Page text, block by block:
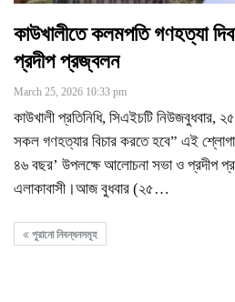
কাউখালীতে কলমপতি গণহত্যা
প্রদীপ প্রজ্বলন
March 25, 2026 10:33 pm
কাউখালী প্রতিনিধি, সিএইচটি নিউজবুধবার, ২৫
সকল গণহত্যার বিচার করতে হবে” এই
৪৬ বছর’ উপলক্ষে আলোচনা সভা ও প্রদীপ
এলাকাবাসী।আজ বুধবার (২৫…
পুরানো নিবন্ধনসমূহ